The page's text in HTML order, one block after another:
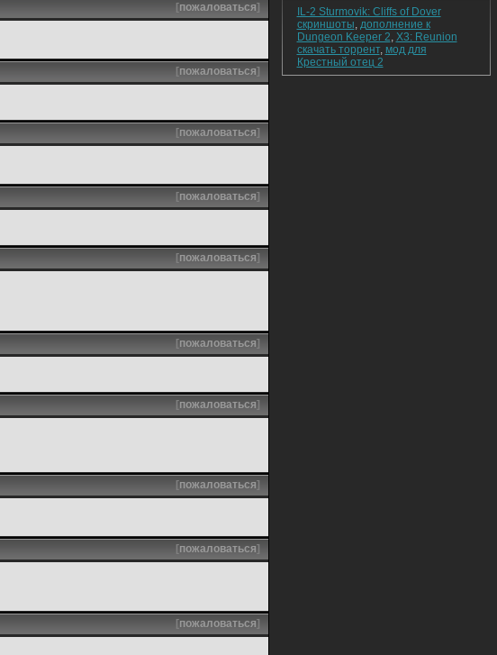
[пожаловаться]
[пожаловаться]
[пожаловаться]
[пожаловаться]
[пожаловаться]
[пожаловаться]
[пожаловаться]
[пожаловаться]
[пожаловаться]
[пожаловаться]
IL-2 Sturmovik: Cliffs of Dover
скриншоты, дополнение к
Dungeon Keeper 2, X3: Reunion
скачать торрент, мод для
Крестный отец 2